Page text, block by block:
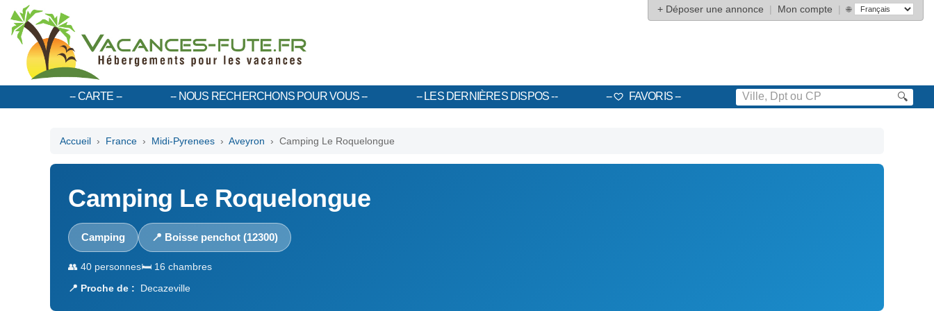
+ Déposer une annonce | Mon compte | 🌐
CARTE NOUS RECHERCHONS POUR VOUS LES DERNIÈRES DISPOS FAVORIS 🔍
Accueil › France › Midi-Pyrenees › Aveyron › Camping Le Roquelongue
Camping Le Roquelongue
Camping 📍 Boisse penchot (12300)
👥 40 personnes🛏️ 16 chambres
📍 Proche de :
Decazeville